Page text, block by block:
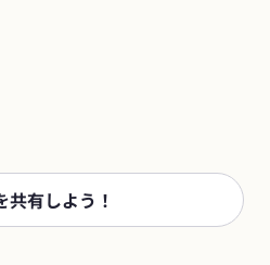
共有しよう！